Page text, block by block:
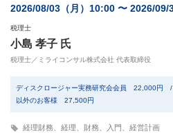
2026/08/03（月）10:00 〜 2026/09/
税理士
小島 孝子 氏
税理士／ミライコンサル株式会社 代表取締役
ディスクロージャー実務研究会会員 22,000円
以外のお客様 27,500円
経理財務 経理 財務 入門 経営計画